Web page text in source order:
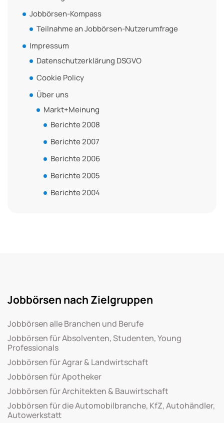
Jobbörsen-Kompass
Teilnahme an Jobbörsen-Nutzerumfrage
Impressum
Datenschutzerklärung DSGVO
Cookie Policy
Über uns
Markt+Meinung
Berichte 2008
Berichte 2007
Berichte 2006
Berichte 2005
Berichte 2004
Jobbörsen nach Zielgruppen
Jobbörsen alle Branchen und Berufe
Jobbörsen für Absolventen, Studenten, Young
Professionals
Jobbörsen für Agrar & Landwirtschaft
Jobbörsen für Apotheker
Jobbörsen für Architekten & Bauwirtschaft
Jobbörsen für die Automobilbranche, KfZ, Autohändler,
Autowerkstatt